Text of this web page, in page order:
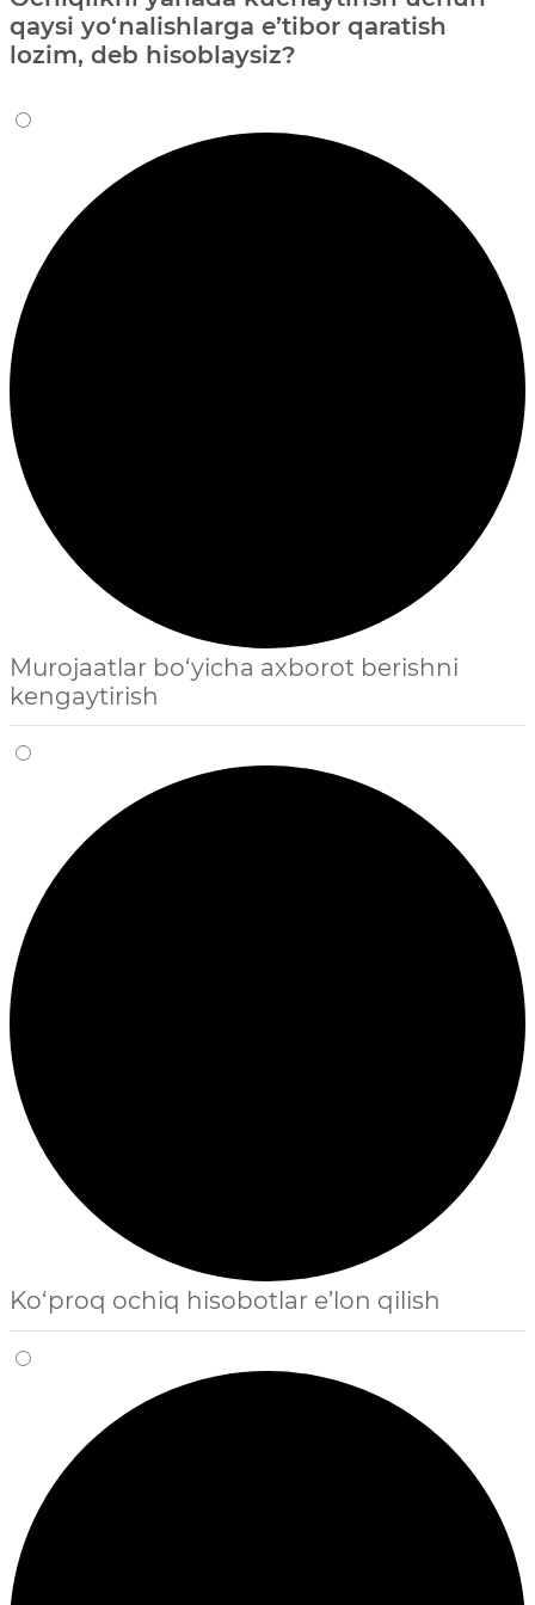
qaysi yo‘nalishlarga e’tibor qaratish
lozim, deb hisoblaysiz?
Murojaatlar bo‘yicha axborot berishni
kengaytirish
Ko‘proq ochiq hisobotlar e’lon qilish